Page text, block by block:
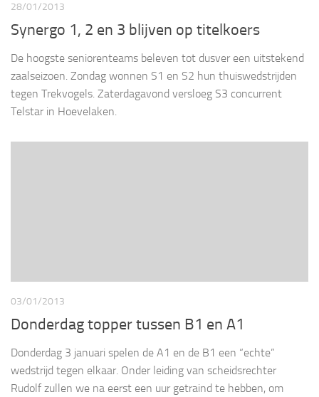
28/01/2013
Synergo 1, 2 en 3 blijven op titelkoers
De hoogste seniorenteams beleven tot dusver een uitstekend
zaalseizoen. Zondag wonnen S1 en S2 hun thuiswedstrijden
tegen Trekvogels. Zaterdagavond versloeg S3 concurrent
Telstar in Hoevelaken.
03/01/2013
Donderdag topper tussen B1 en A1
Donderdag 3 januari spelen de A1 en de B1 een “echte”
wedstrijd tegen elkaar. Onder leiding van scheidsrechter
Rudolf zullen we na eerst een uur getraind te hebben, om